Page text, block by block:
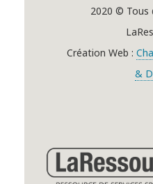
2020 © Tous
Création Web :
&